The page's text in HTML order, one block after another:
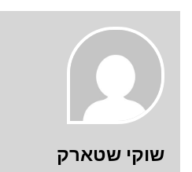
שוקי שטארק